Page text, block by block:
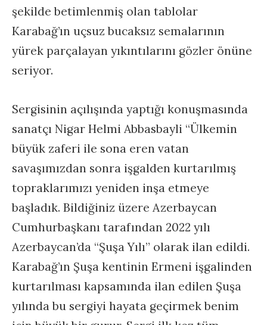
şekilde betimlenmiş olan tablolar
Karabağ’ın uçsuz bucaksız semalarının
yürek parçalayan yıkıntılarını gözler önüne
seriyor.
Sergisinin açılışında yaptığı konuşmasında
sanatçı Nigar Helmi Abbasbayli “Ülkemin
büyük zaferi ile sona eren vatan
savaşımızdan sonra işgalden kurtarılmış
topraklarımızı yeniden inşa etmeye
başladık. Bildiğiniz üzere Azerbaycan
Cumhurbaşkanı tarafından 2022 yılı
Azerbaycan’da “Şuşa Yılı” olarak ilan edildi.
Karabağ’ın Şuşa kentinin Ermeni işgalinden
kurtarılması kapsamında ilan edilen Şuşa
yılında bu sergiyi hayata geçirmek benim